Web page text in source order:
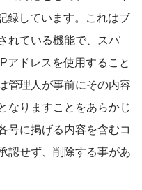
録しています。これはブ
れている機能で、スパ
アドレスを使用すること
管理人が事前にその内容
なりますことをあらかじ
号に掲げる内容を含むコ
認せず、削除する事があ